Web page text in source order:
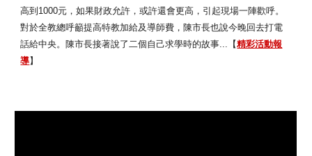
高到1000元，如果財政允許，或許還會更高，引起現場一陣歡呼。
對於全教總呼籲提高特教加給及導師費，陳市長也說今晚回去打電
話給中央。陳市長接著說了二個自己求學時的故事...【精彩活動報
導】